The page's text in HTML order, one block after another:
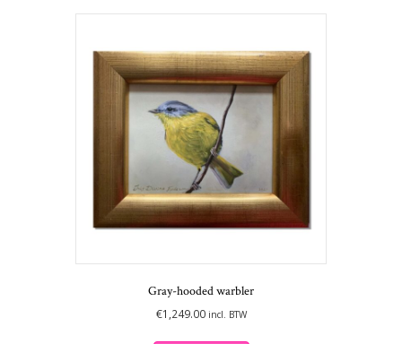
Gray-hooded warbler
€1,249.00 incl. BTW